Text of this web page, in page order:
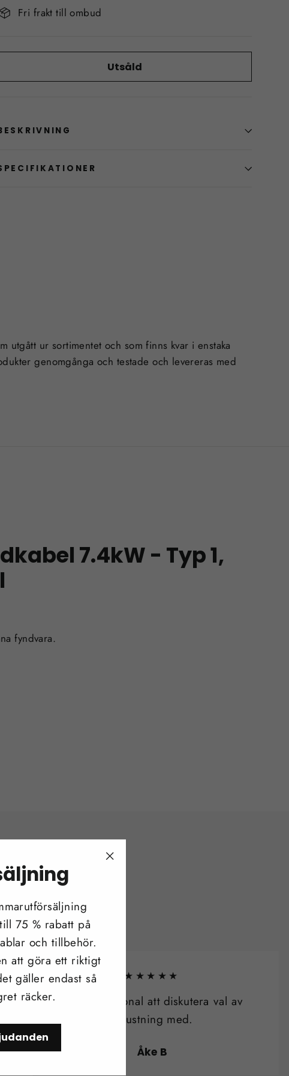
75 % rabatt på
och tillbehör.
att göra ett riktigt
gäller endast så
räcker.
Fri frakt till ombud
Utsåld
utgått ur sortimentet och som finns kvar i enstaka
genomgånga och testade och levereras med
7.4kW - Typ 1,
fyndvara.
★★★★★
Kunnig personal att diskutera val av
utrustning med.
Åke B